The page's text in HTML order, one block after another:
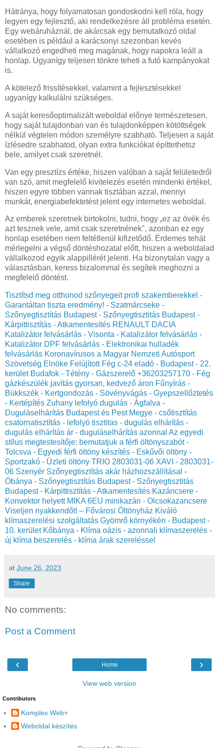
Hátránya, hogy folyamatosan gondoskodni kell róla, hogy
legyen egy fejlesztő, aki rendelkezésre áll probléma esetén.
Egy webáruháznál, de akárcsak egy bemutatkozó oldal
esetében is például a karácsonyi szezonban kevés
vállalkozó engedheti meg magának, hogy napokra leáll a
honlap. Ugyanígy teljesen tönkre teheti a futó kampányokat
is.
A kötelező frissítésekkel, valamint a fejlesztésekkel
ugyanígy kalkulálni szükséges.
A saját keresőoptimalizált weboldal előnye természetesen,
hogy saját tulajdonban van és tulajdonképpen kötöttségek
nélkül végtelen módon személyre szabható. Teljesen a saját
ízlésedre szabhatod, olyan extra funkciókat építtethetsz
bele, amilyet csak szeretnél.
Van egy presztízs értéke, hiszen valóban a saját felületedről
van szó, amit megfelelő kivitelezés esetén mindenki értékel,
hiszen egyre többen vannak tisztában azzal, mennyi
munkát, energiabefektetést jelent egy internetes weboldal.
Az emberek szeretnek birtokolni, tudni, hogy „ez az övék és
azt tesznek vele, amit csak szeretnének", azonban ez egy
honlap esetében nem feltétlenül kifizetődő. Érdemes tehát
mérlegelni a végső döntéshozatal előtt, hiszen a weboldalad
vállalkozod egyik alappillérét jelenti. Ha bizonytalan vagy a
választásban, keress bizalommal és segítek meghozni a
megfelelő döntést.
Tisztítsd meg otthonod szőnyegeit profi szakemberekkel -
Garantáltan tiszta eredmény! - Szatmárcseke -
Szőnyegtisztítás Budapest - Szőnyegtisztitás Budapest -
Kárpittisztítás - Atkamentesítés RENAULT DACIA
Katalizátor felvásárlás - Visonta - Katalizátor felvásárlás -
Katalizátor DPF felvásárlás - Elektronikai hulladék
felvásárlás Koronavírusos a Magyar Nemzeti Autósport
Szövetség Elnöke Felújított Fég c-24 eladó - Budapest - 22.
kerület Budafok - Tétény - Gázszerelő +36203257170 - Fég
gázkészülék javítás gyorsan, kedvező áron Fűnyírás -
Bükkszék - Kertgondozás - Sövényvágás - Gyepszellőztetés
- Kertépítés Zuhany lefolyó dugulás - Ágfalva -
Duguláselhárítás Budapest és Pest Megye - csőtisztítás
csatornatisztítás - lefolyó tisztitas - dugulás elhárítás -
dugulás elhárítás ár - duguláselhárítás azonnal Az egyedi
stílus megtestesítője: bemutatjuk a férfi öltönyszabót -
Tolcsva - Egyedi férfi öltöny készítés - Eskűvői öltöny -
Sportzakó - Üzleti öltöny TRIO 2803031-06 XAVI - 2803031-
06 Szenyér Szőnyegtisztítás akár házhozszállításal -
Óbánya - Szőnyegtisztítás Budapest - Szőnyegtisztitás
Budapest - Kárpittisztítás - Atkamentesítés Kazáncsere -
Konvektor helyett MIKA 6EU minikazán - Olcsokazancsere
Viseljen nyakkendőt! – Fővárosi Öltönyház Kiváló
klímaszerelési szolgáltatás Gyömrő környékén - Budapest -
10. kerület Kőbánya - Klíma oázis - azonnali klímaszerelés -
új klíma beszerelés - klíma árak szereléssel
at June 26, 2023
Share
No comments:
Post a Comment
‹ ›
Home
View web version
Contributors
Komplex Web+
Weboldal készítés